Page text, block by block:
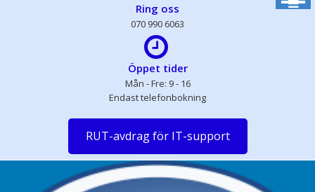
Ring oss
070 990 6063
Öppet tider
Mån - Fre: 9 - 16
Endast telefonbokning
RUT-avdrag för IT-support